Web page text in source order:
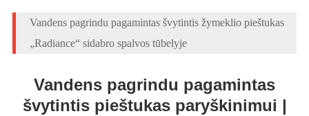
Vandens pagrindu pagamintas švytintis žymeklio pieštukas
„Radiance“ sidabro spalvos tūbelyje
Vandens pagrindu pagamintas
švytintis pieštukas paryškinimui |